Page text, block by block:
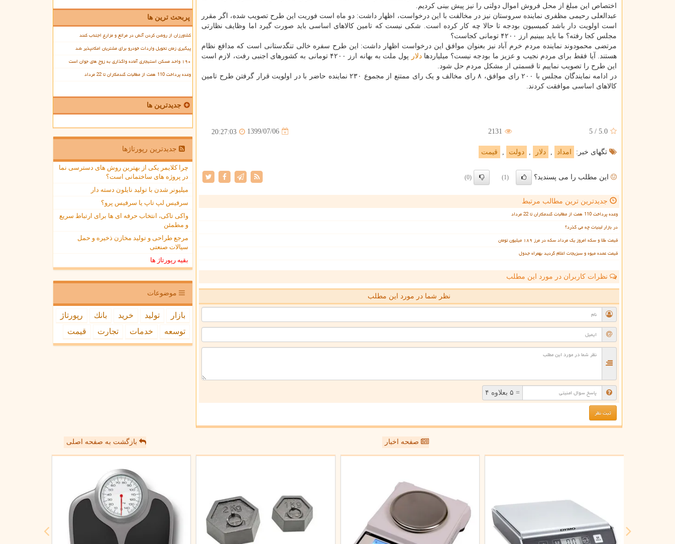
اختصاص این مبلغ از محل فروش اموال دولتی را نیز پیش بینی کردیم.
عبدالعلی رحیمی مظفری نماینده سروستان نیز در مخالفت با این درخواست، اظهار داشت: دو ماه است فوریت این طرح تصویب شده، اگر مقرر
است اولویت دار باشد کمیسیون بودجه تا حالا چه کار کرده است. شکی نیست که تامین کالاهای اساسی باید صورت گیرد اما وظایف نظارتی
مجلس کجا رفته؟ ما باید ببینیم ارز ۴۲۰۰ تومانی کجاست؟
مرتضی محمودوند نماینده مردم خرم آباد نیز بعنوان موافق این درخواست اظهار داشت: این طرح سفره خالی تنگدستانی است که مدافع نظام
هستند. آیا فقط برای مردم نجیب و عزیز ما بودجه نیست؟ میلیاردهادلار
پول ملت به بهانه ارز ۴۲۰۰ تومانی به کشورهای اجنبی رفت، لازم است
این طرح را تصویب نماییم تا قسمتی از مشکل مردم حل شود.
در ادامه نمایندگان مجلس با ۲۰۰ رای موافق، ۸ رای مخالف و یک رای ممتنع از مجموع ۲۳۰ نماینده حاضر با در اولویت قرار گرفتن طرح تامین
کالاهای اساسی موافقت کردند.
5.0
/
5
2131
1399/07/06
20:27:03
تگهای خبر: امداد دلار دولت قیمت
این مطلب را می پسندید؟ (1)
(0)
جدیدترین ترین مطالب مرتبط
وعده پرداخت 110 همت از مطالبات گندمکاران تا 22 مرداد
در بازار لبنیات چه می گذرد؟
قیمت طلا و سکه امروز یک مرداد سکه در مرز ۱۸۹ میلیون تومان
قیمت عمده میوه و سبزیجات اعلام گردید بهمراه جدول
نظرات کاربران در مورد این مطلب
نظر شما در مورد این مطلب
= ۵ بعلاوه ۴
پربحث ترین ها
کشاورزان از روشن کردن آتش در مراتع و مزارع اجتناب کنند
پیگیری زمان تحویل واردات خودرو برای مشتریان امکانپذیر شد
۱۹۰ واحد مسکن استیجاری آماده واگذاری به زوج های جوان است
وعده پرداخت 110 همت از مطالبات گندمکاران تا 22 مرداد
جدیدترین ها
جدیدترین رپورتاژها
چرا کلایمر یکی از بهترین روش های دسترسی نما
در پروژه های ساختمانی است؟
میلیونر شدن با تولید نایلون دسته دار
سرفیس لپ تاپ یا سرفیس پرو؟
واکی تاکی، انتخاب حرفه ای ها برای ارتباط سریع
و مطمئن
مرجع طراحی و تولید مخازن ذخیره و حمل
سیالات صنعتی
بقیه رپورتاژ ها
موضوعات
بازار تولید خرید بانك
رپورتاژ
توسعه
خدمات تجارت قیمت
صفحه اخبار بازگشت به صفحه اصلی